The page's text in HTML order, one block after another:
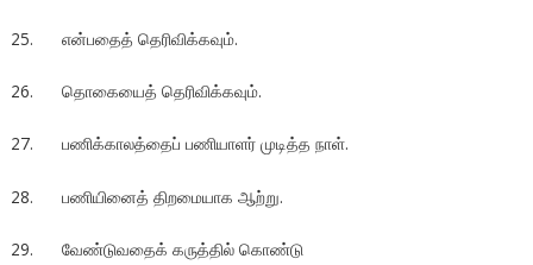
25. என்பதைத் தெரிவிக்கவும்.
26. தொகையைத் தெரிவிக்கவும்.
27. பணிக்காலத்தைப் பணியாளர் முடித்த நாள்.
28. பணியினைத் திறமையாக ஆற்று.
29. வேண்டுவதைக் கருத்தில் கொண்டு